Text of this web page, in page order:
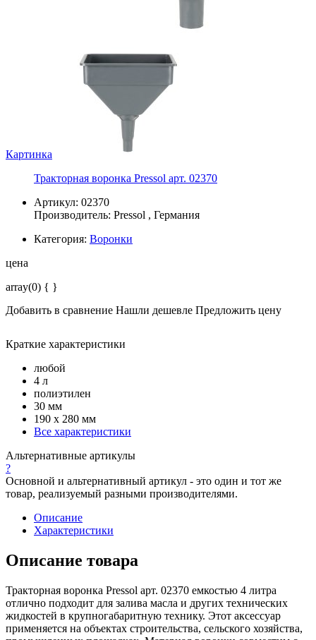
Картинка
Тракторная воронка Pressol арт. 02370
Артикул: 02370
Производитель: Pressol , Германия
Категория: Воронки
цена
array(0) { }
Добавить в сравнение Нашли дешевле Предложить цену
Краткие характеристики
любой
4 л
полиэтилен
30 мм
190 х 280 мм
Все характеристики
Альтернативные артикулы
?
Основной и альтернативный артикул - это один и тот же
товар, реализуемый разными производителями.
Описание
Характеристики
Описание товара
Тракторная воронка Pressol арт. 02370 емкостью 4 литра
отлично подходит для залива масла и других технических
жидкостей в крупногабаритную технику. Этот аксессуар
применяется на объектах строительства, сельского хозяйства,